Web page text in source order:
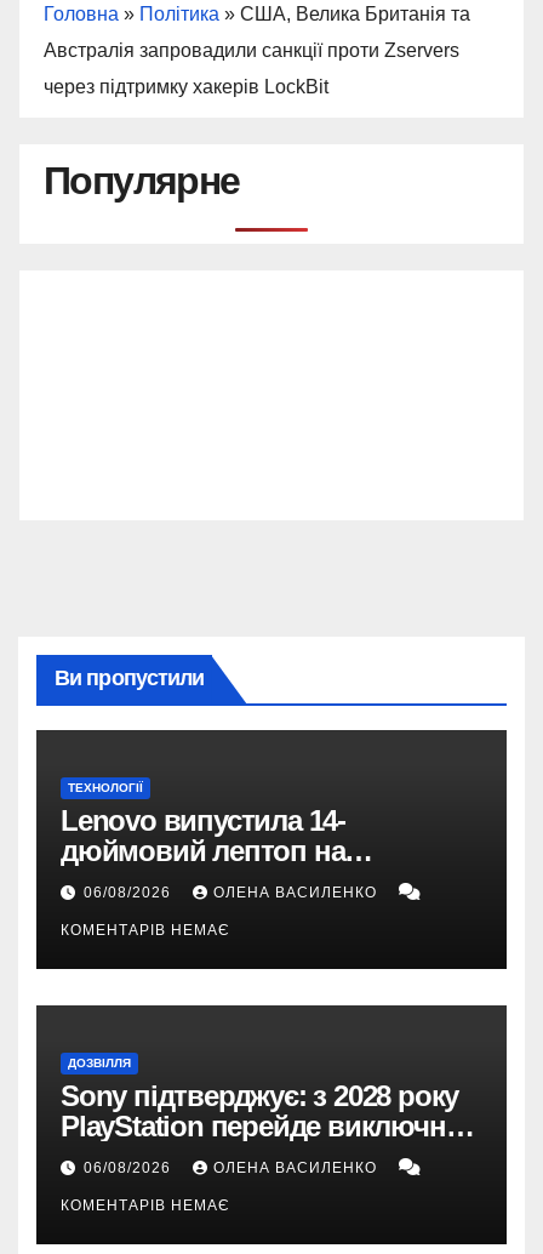
Головна » Політика » США, Велика Британія та
Австралія запровадили санкції проти Zservers
через підтримку хакерів LockBit
Популярне
Ви пропустили
ТЕХНОЛОГІЇ
Lenovo випустила 14-
дюймовий лептоп на
Snapdragon X2 з автономністю
06/08/2026 ОЛЕНА ВАСИЛЕНКО
КОМЕНТАРІВ НЕМАЄ
ДОЗВІЛЛЯ
Sony підтверджує: з 2028 року
PlayStation перейде виключно
на цифрові ігри
06/08/2026 ОЛЕНА ВАСИЛЕНКО
КОМЕНТАРІВ НЕМАЄ